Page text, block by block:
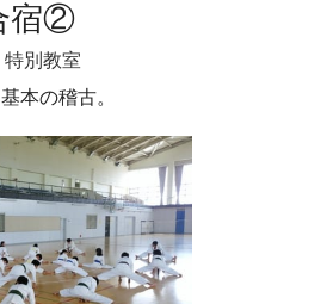
宿②
別教室
本の稽古。